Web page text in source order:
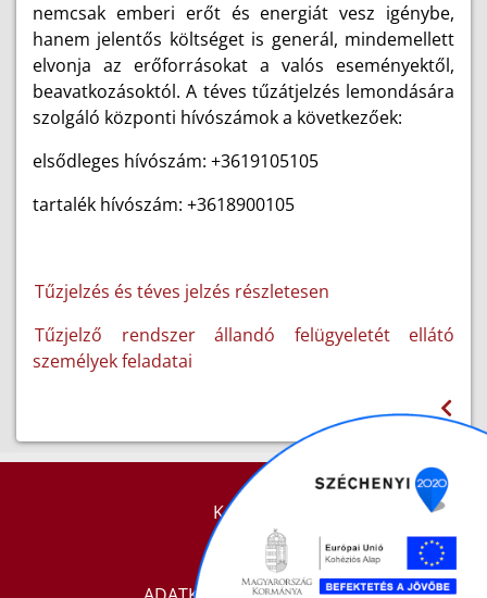
nemcsak emberi erőt és energiát vesz igénybe,
hanem jelentős költséget is generál, mindemellett
elvonja az erőforrásokat a valós eseményektől,
beavatkozásoktól. A téves tűzátjelzés lemondására
szolgáló központi hívószámok a következőek:
elsődleges hívószám: +3619105105
tartalék hívószám: +3618900105
Tűzjelzés és téves jelzés részletesen
Tűzjelző rendszer állandó felügyeletét ellátó
személyek feladatai
KAPCSOLAT
IMPRESSZUM